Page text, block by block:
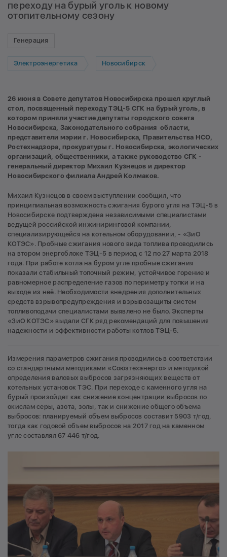
переходу на бурый уголь к новому
отопительному сезону
Генерация
Электроэнергетика Новосибирск
26 июня в Совете депутатов Новосибирска прошел круглый
стол, посвященный переходу ТЭЦ-5 СГК на бурый уголь, в
котором приняли участие депутаты городского совета
Новосибирска, Законодательного собрания области,
представители мэрии г. Новосибирска, Правительства НСО,
Ростехнадзора, прокуратуры г. Новосибирска, экологических
организаций, общественники, а также руководство СГК -
генеральный директор Михаил Кузнецов и директор
Новосибирского филиала Андрей Колмаков.
Михаил Кузнецов в своем выступлении сообщил, что
принципиальная возможность сжигания бурого угля на ТЭЦ-5 в
Новосибирске подтверждена независимыми специалистами
ведущей российской инжиниринговой компании,
специализирующейся на котельном оборудовании, - «ЗиО
КОТЭС». Пробные сжигания нового вида топлива проводились
на втором энергоблоке ТЭЦ-5 в период с 12 по 27 марта 2018
года. При работе котла на буром угле пробные сжигания
показали стабильный топочный режим, устойчивое горение и
равномерное распределение газов по периметру топки и на
выходе из неё. Необходимости внедрения дополнительных
средств взрывопредупреждения и взрывозащиты систем
топливоподачи специалистами выявлено не было. Эксперты
«ЗиО КОТЭС» выдали СГК ряд рекомендаций для повышения
надежности и эффективности работы котлов ТЭЦ-5.
Измерения параметров сжигания проводились в соответствии
со стандартными методиками «Союзтехэнерго» и методикой
определения валовых выбросов загрязняющих веществ от
котельных установок ТЭС. При переходе с каменного угля на
бурый произойдет как снижение концентрации выбросов по
окислам серы, азота, золы, так и снижение общего объема
выбросов: планируемый объем выбросов составит 5903 т/год,
тогда как годовой объем выбросов на 2017 год на каменном
угле составлял 67 446 т/год.